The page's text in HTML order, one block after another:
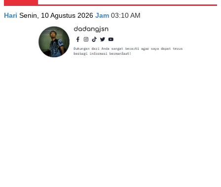
Hari Senin, 10 Agustus 2026 Jam 03:10 AM